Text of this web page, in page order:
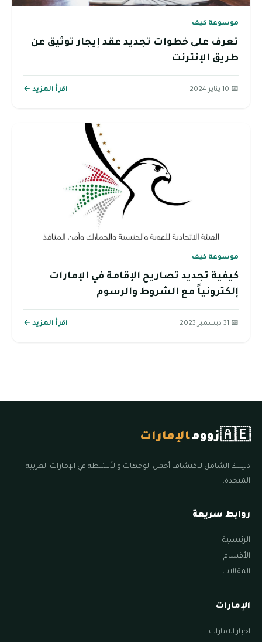
موسوعة كيف
تعرف على خطوات تجديد عقد إيجار توثيق عن
طريق الإنترنت
📅 10 يناير 2024 اقرأ المزيد ←
موسوعة كيف
كيفية تجديد تصاريح الإقامة في الإمارات
إلكترونياً مع الشروط والرسوم
📅 31 ديسمبر 2023 اقرأ المزيد ←
🇦🇪زوومالإمارات
دليلك الشامل لاكتشاف أجمل الوجهات والأنشطة في الإمارات العربية
المتحدة.
روابط سريعة
الرئيسية
الأقسام
المقالات
الإمارات
اخبار الامارات